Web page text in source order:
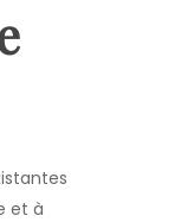
et à